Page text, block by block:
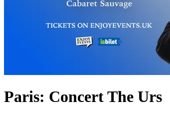
Paris: Concert The Urs